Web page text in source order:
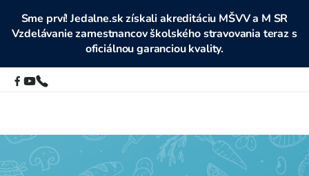
Sme prví! Jedalne.sk získali akreditáciu MŠVV a M SR
Vzdelávanie zamestnancov školského stravovania teraz s
oficiálnou garanciou kvality.